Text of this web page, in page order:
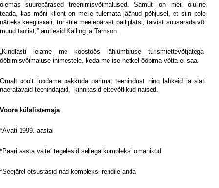
olemas suurepärased treenimisvõimalused. Samuti on meil oluline
teada, kas mõni klient on meile tulemata jäänud põhjusel, et siin pole
näiteks keeglisaali, turistile meelepärast palliplatsi, talvist suusarada või
muud taolist,” arutlesid Kalling ja Tamson.
„Kindlasti leiame me koostöös lähiümbruse turismiettevõtjatega
ööbimisvõimaluse inimestele, keda me ise hetkel ööbima võtta ei saa.
Omalt poolt loodame pakkuda parimat teenindust ning lahkeid ja alati
naeratavaid teenindajaid,” kinnitasid ettevõtlikud naised.
Voore külalistemaja
*Avati 1999. aastal
*Paari aasta vältel tegelesid sellega kompleksi omanikud
*Seejärel otsustasid nad kompleksi rendile anda